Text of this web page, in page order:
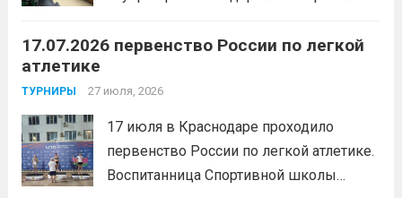
с Анитой Андрюковой — мастером
победительницей первенства
воспринимается как спорт для
избранных, требующий исключительно
физической мощи. Однако...
17.07.2026 первенство России по легкой
атлетике
ТУРНИРЫ 27 июля, 2026
17 июля в Краснодаре проходило
первенство России по легкой атлетике.
Воспитанница Спортивной школы